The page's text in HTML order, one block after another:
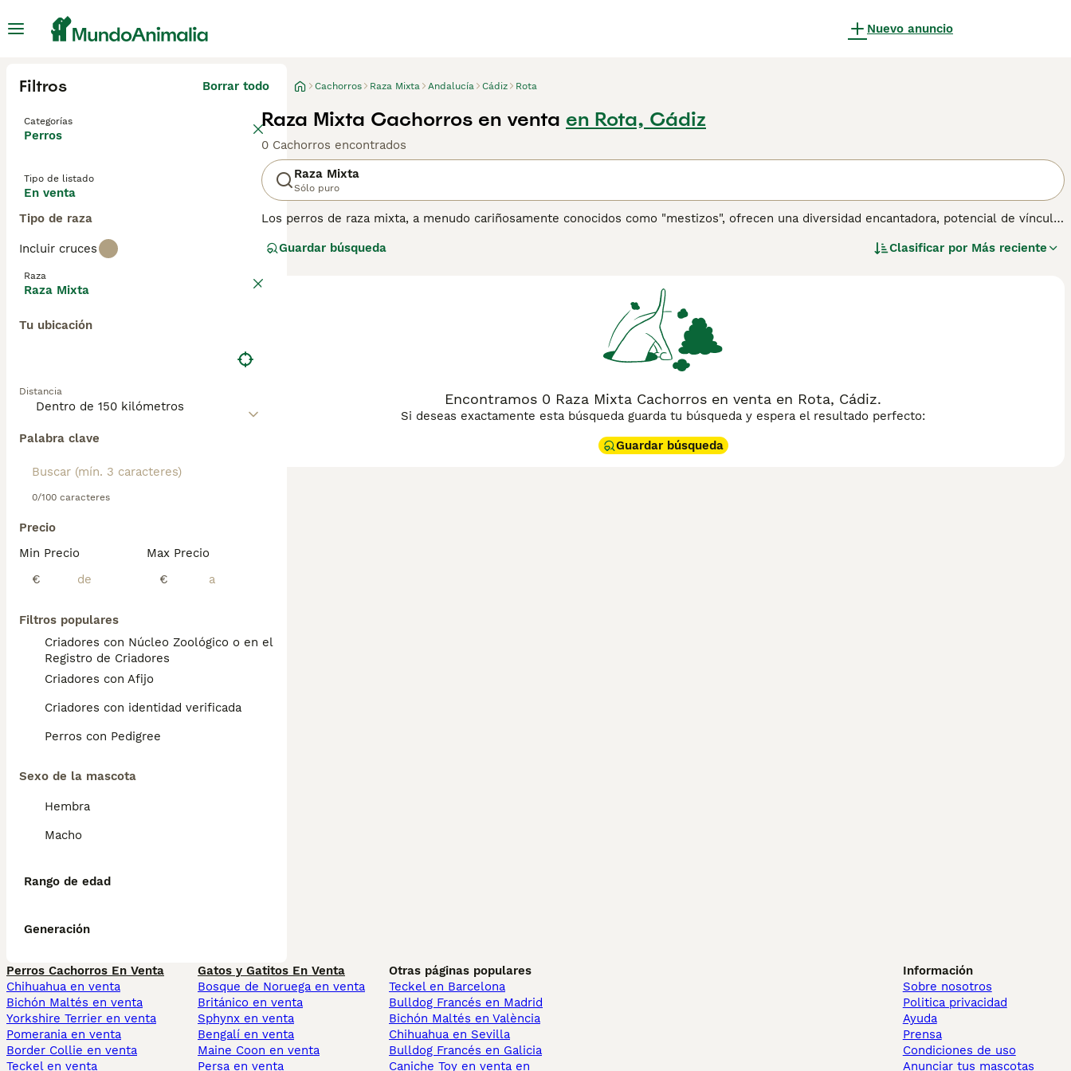
Nuevo anuncio
Filtros Borrar todo
Categorías
Perros
Tipo de listado
En venta
Tipo de raza
Incluir cruces
Raza
Raza Mixta
Tu ubicación
Distancia
Palabra clave
0/100 caracteres
Precio
Min Precio
€
Max Precio
€
Filtros populares
Criadores con Núcleo Zoológico o en el
Registro de Criadores
Criadores con Afijo
Criadores con identidad verificada
Perros con Pedigree
Sexo de la mascota
Hembra
Macho
Rango de edad
Generación
Cachorros Raza Mixta Andalucía Cádiz Rota
Raza Mixta Cachorros en venta en Rota, Cádiz
0 Cachorros encontrados
Raza Mixta
Sólo puro
Los perros de raza mixta, a menudo cariñosamente conocidos como "mestizos", ofrecen una diversidad encantadora, potencial de vínculo
diferentes razas, incluyendo tamaños, personalidades y pelajes variados. Los colores del pelaje pueden variar desde sólidos hasta
perros de raza mixta pueden adaptarse a cambios en el estilo de vida, siendo adecuados tanto para hogares activos como para casas
tranquilas. Su salud, a menudo resistente debido a la diversidad genética, es un factor notable, haciéndolos compañeros robustos. La
inteligencia y el temperamento pueden variar ampliamente, ofreciendo rasgos de comportamiento únicos para disfrutar y fomentar.
Guardar búsqueda Clasificar por Más reciente
Encontramos 0 Raza Mixta Cachorros en venta en Rota, Cádiz.
Si deseas exactamente esta búsqueda guarda tu búsqueda y espera el resultado perfecto:
Guardar búsqueda
Perros Cachorros En Venta
Chihuahua en venta
Bichón Maltés en venta
Yorkshire Terrier en venta
Pomerania en venta
Border Collie en venta
Teckel en venta
Gatos y Gatitos En Venta
Bosque de Noruega en venta
Británico en venta
Sphynx en venta
Bengalí en venta
Maine Coon en venta
Persa en venta
Otras páginas populares
Teckel en Barcelona
Bulldog Francés en Madrid
Bichón Maltés en València
Chihuahua en Sevilla
Bulldog Francés en Galicia
Caniche Toy en venta en
Información
Sobre nosotros
Politica privacidad
Ayuda
Prensa
Condiciones de uso
Anunciar tus mascotas